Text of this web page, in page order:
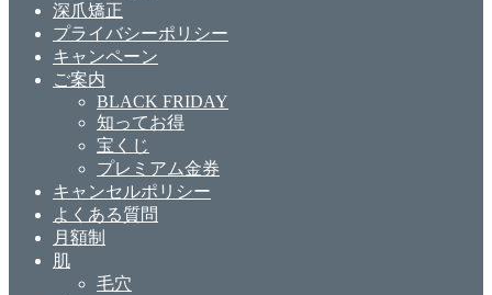
深爪矯正
プライバシーポリシー
キャンペーン
ご案内
BLACK FRIDAY
知ってお得
宝くじ
プレミアム金券
キャンセルポリシー
よくある質問
月額制
肌
毛穴